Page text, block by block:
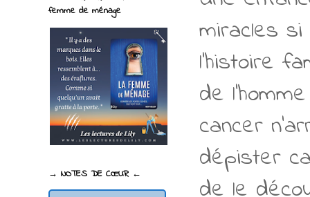
miracles
l’histoire
de
cancer
dépister
de le
femme de ménage
→ NOTES DE CŒUR ←